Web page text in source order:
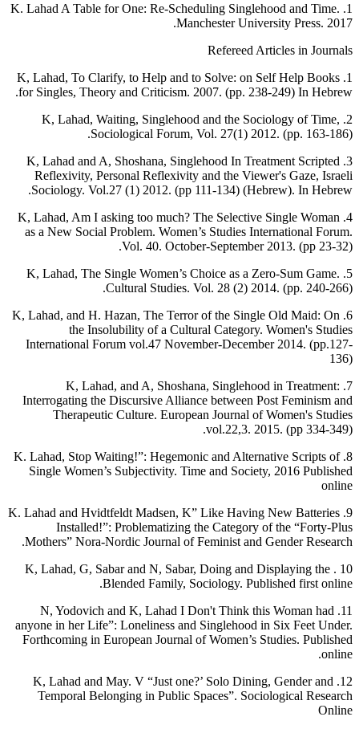
1. K. Lahad A Table for One: Re-Scheduling Singlehood and Time.
Manchester University Press. 2017.
Refereed Articles in Journals
1. K, Lahad, To Clarify, to Help and to Solve: on Self Help Books
for Singles, Theory and Criticism. 2007. (pp. 238-249) In Hebrew.
2. K, Lahad, Waiting, Singlehood and the Sociology of Time,
Sociological Forum, Vol. 27(1) 2012. (pp. 163-186).
3. K, Lahad and A, Shoshana, Singlehood In Treatment Scripted
Reflexivity, Personal Reflexivity and the Viewer's Gaze, Israeli
Sociology. Vol.27 (1) 2012. (pp 111-134) (Hebrew). In Hebrew.
4. K, Lahad, Am I asking too much? The Selective Single Woman
as a New Social Problem. Women’s Studies International Forum.
Vol. 40. October-September 2013. (pp 23-32).
5. K, Lahad, The Single Women’s Choice as a Zero-Sum Game.
Cultural Studies. Vol. 28 (2) 2014. (pp. 240-266).
6. K, Lahad, and H. Hazan, The Terror of the Single Old Maid: On
the Insolubility of a Cultural Category. Women's Studies
International Forum vol.47 November-December 2014. (pp.127-
136)
7. K, Lahad, and A, Shoshana, Singlehood in Treatment:
Interrogating the Discursive Alliance between Post Feminism and
Therapeutic Culture. European Journal of Women's Studies
vol.22,3. 2015. (pp 334-349).
8. K. Lahad, Stop Waiting!”: Hegemonic and Alternative Scripts of
Single Women’s Subjectivity. Time and Society, 2016 Published
online
9. K. Lahad and Hvidtfeldt Madsen, K” Like Having New Batteries
Installed!”: Problematizing the Category of the “Forty-Plus
Mothers” Nora-Nordic Journal of Feminist and Gender Research.
10 . K, Lahad, G, Sabar and N, Sabar, Doing and Displaying the
Blended Family, Sociology. Published first online.
11. N, Yodovich and K, Lahad I Don't Think this Woman had
anyone in her Life”: Loneliness and Singlehood in Six Feet Under.
Forthcoming in European Journal of Women’s Studies. Published
online.
12. K, Lahad and May. V “Just one?’ Solo Dining, Gender and
Temporal Belonging in Public Spaces”. Sociological Research
Online